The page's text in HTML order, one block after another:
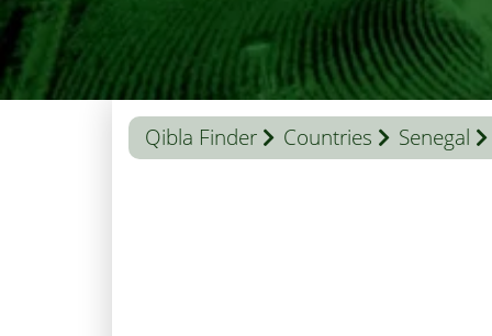
Qibla Finder Countries Senegal